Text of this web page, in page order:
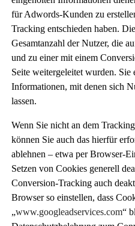
für Adwords-Kunden zu
Tracking entschieden haben.
Gesamtanzahl der Nutzer, die
und zu einer mit einem
Seite weitergeleitet wurden. Sie
Informationen, mit denen sich
lassen.
Wenn Sie nicht an dem
können Sie auch das hierfür
ablehnen – etwa per Browser-
Setzen von Cookies generell
Conversion-Tracking auch
Browser so einstellen, dass
„www.googleadservices.com“